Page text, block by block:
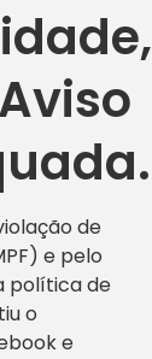
de
e pelo
política de
o
e